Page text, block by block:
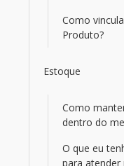
Como
Produto?
Estoque
Como
dentro do
O que eu
para atender